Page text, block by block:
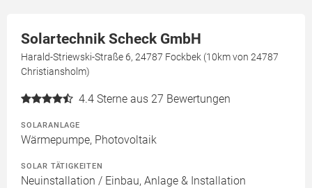
Solartechnik Scheck GmbH
Harald-Striewski-Straße 6, 24787 Fockbek (10km von 24787
Christiansholm)
4.4 Sterne aus 27 Bewertungen
SOLARANLAGE
Wärmepumpe, Photovoltaik
SOLAR TÄTIGKEITEN
Neuinstallation / Einbau, Anlage & Installation